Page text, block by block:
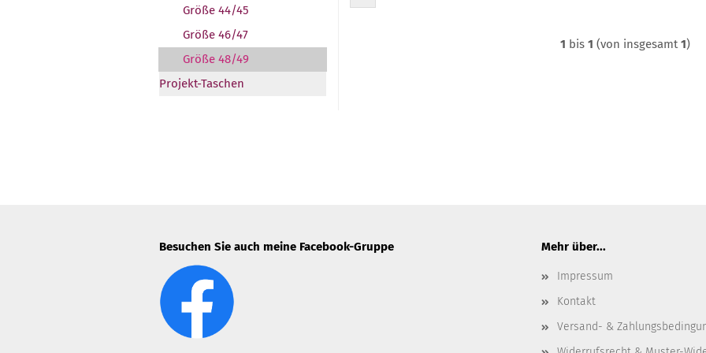
Größe 44/45
Größe 46/47
Größe 48/49
Projekt-Taschen
1 bis 1 (von insgesamt1)
Besuchen Sie auch meine Facebook-Gruppe Mehr über...
Impressum
Kontakt
Versand- &